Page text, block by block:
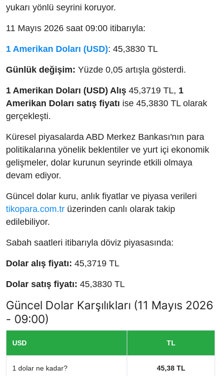
yukarı yönlü seyrini koruyor.
11 Mayıs 2026 saat 09:00 itibarıyla:
1 Amerikan Doları (USD): 45,3830 TL
Günlük değişim: Yüzde 0,05 artışla gösterdi.
1 Amerikan Doları (USD) Alış 45,3719 TL, 1
Amerikan Doları satış fiyatı ise 45,3830 TL olarak
gerçekleşti.
Küresel piyasalarda ABD Merkez Bankası'nın para
politikalarına yönelik beklentiler ve yurt içi ekonomik
gelişmeler, dolar kurunun seyrinde etkili olmaya
devam ediyor.
Güncel dolar kuru, anlık fiyatlar ve piyasa verileri
tikopara.com.tr üzerinden canlı olarak takip
edilebiliyor.
Sabah saatleri itibarıyla döviz piyasasında:
Dolar alış fiyatı: 45,3719 TL
Dolar satış fiyatı: 45,3830 TL
Güncel Dolar Karşılıkları (11 Mayıs 2026
- 09:00)
USD TL
1 dolar ne kadar? 45,38 TL